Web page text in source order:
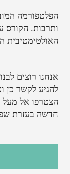
הקורס
רוצים לבנות
לקשר כן
בעזרת שפה1.